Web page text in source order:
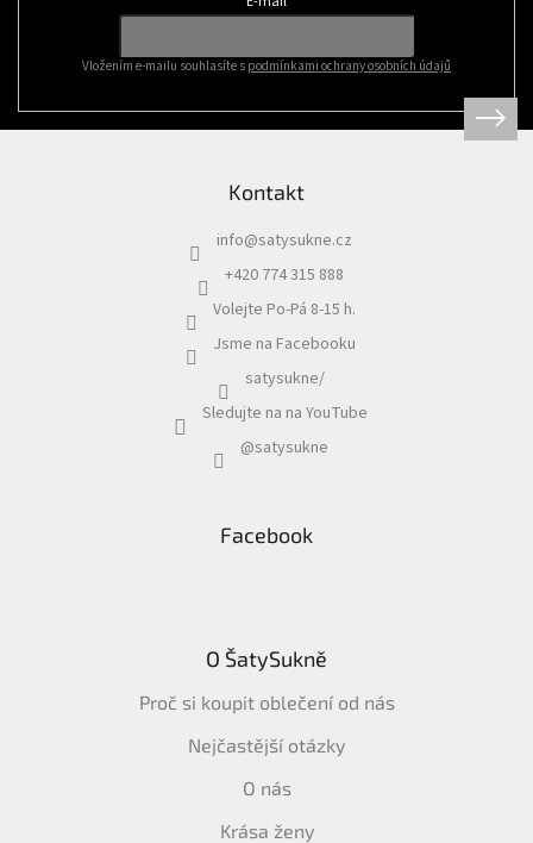
Vložením e-mailu souhlasíte s podmínkami ochrany osobních údajů
Kontakt
info@satysukne.cz
+420 774 315 888
Volejte Po-Pá 8-15 h.
Jsme na Facebooku
satysukne/
Sledujte na na YouTube
@satysukne
Facebook
O ŠatySukně
Proč si koupit oblečení od nás
Nejčastější otázky
O nás
Krása ženy